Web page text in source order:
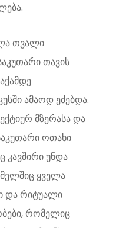
თვალი
თავის
ამაოდ ეძებდა.
მზერასა და
ოთახი
კავშირი უნდა
ყველა
და რიტუალი
რომელიც